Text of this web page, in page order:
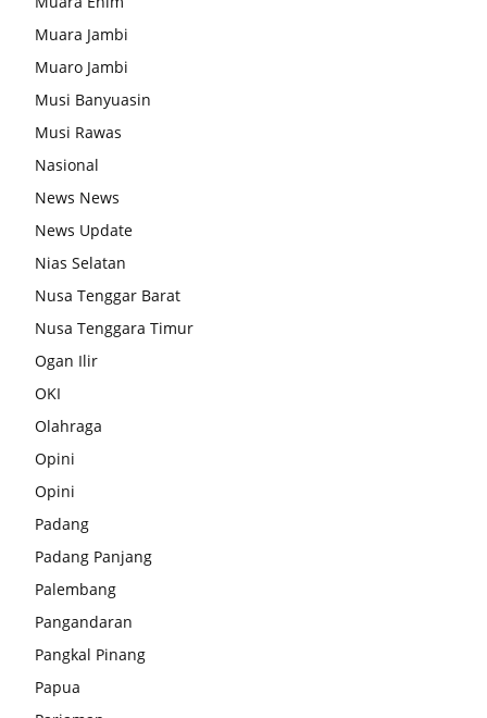
Muara Jambi
Muaro Jambi
Musi Banyuasin
Musi Rawas
Nasional
News News
News Update
Nias Selatan
Nusa Tenggar Barat
Nusa Tenggara Timur
Ogan Ilir
OKI
Olahraga
Opini
Opini
Padang
Padang Panjang
Palembang
Pangandaran
Pangkal Pinang
Papua